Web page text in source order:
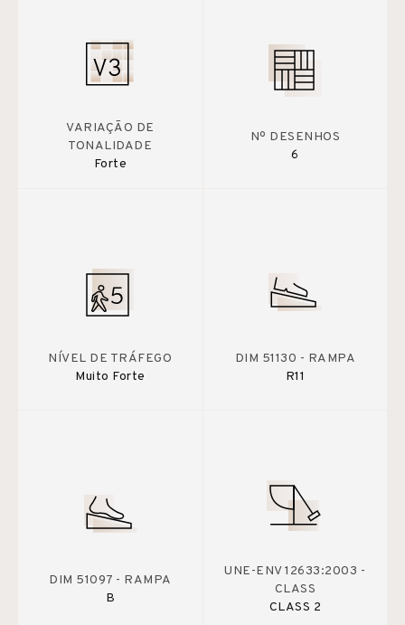
VARIAÇÃO DE
TONALIDADE
Forte
Nº DESENHOS
6
NÍVEL DE TRÁFEGO
Muito Forte
DIM 51130 - RAMPA
R11
DIM 51097 - RAMPA
B
UNE-ENV 12633:2003 -
CLASS
CLASS 2